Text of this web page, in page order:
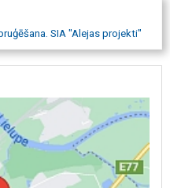
SIA "Alejas projekti"